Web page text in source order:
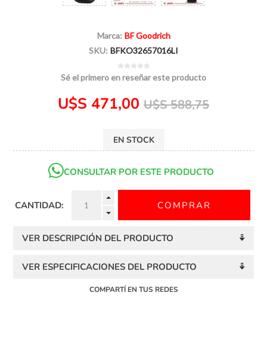
Marca: BF Goodrich
SKU: BFKO32657016LI
Sé el primero en reseñar este producto
U$S 471,00 U$S 588,75
EN STOCK
CONSULTAR POR ESTE PRODUCTO
CANTIDAD:
VER DESCRIPCIÓN DEL PRODUCTO
VER ESPECIFICACIONES DEL PRODUCTO
COMPARTÍ EN TUS REDES